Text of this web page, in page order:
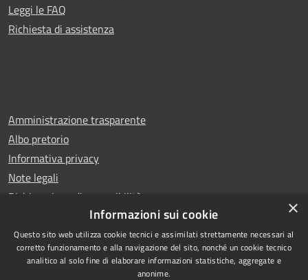
Leggi le FAQ
Richiesta di assistenza
Amministrazione trasparente
Albo pretorio
Informativa privacy
Note legali
Dichiarazione di accessibilità
RSS
Copyright © 2025 Comune di
×
Informazioni sui cookie
Questo sito web utilizza cookie tecnici e assimilati strettamente necessari al
corretto funzionamento e alla navigazione del sito, nonché un cookie tecnico
analitico al solo fine di elaborare informazioni statistiche, aggregate e
anonime.